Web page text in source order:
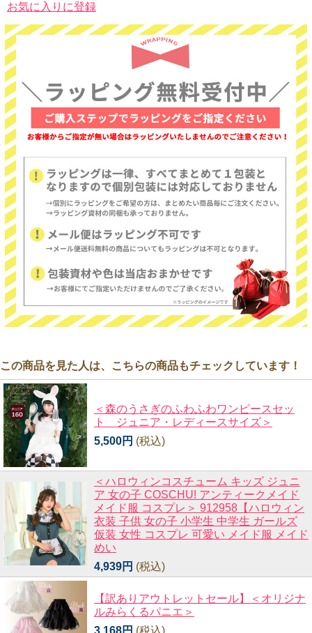
お気に入りに登録
この商品を見た人は、こちらの商品もチェックしています！
＜森のうさぎのふわふわワンピースセッ
ト ジュニア・レディースサイズ＞
5,500円 (税込)
＜ハロウィンコスチューム キッズ ジュニ
ア 女の子 COSCHU! アンティークメイド
メイド服 コスプレ＞ 912958【ハロウィン
衣装 子供 女の子 小学生 中学生 ガールズ
仮装 女性 コスプレ 可愛い メイド服 メイド
めい
4,939円 (税込)
【訳ありアウトレットセール】＜オリジナ
ルみらくるパニエ＞